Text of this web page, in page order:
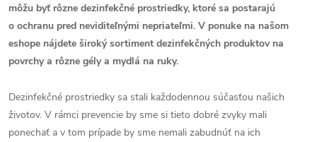
môžu byť rôzne dezinfekčné prostriedky, ktoré sa postarajú
o ochranu pred neviditeľnými nepriateľmi. V ponuke na našom
eshope nájdete široký sortiment dezinfekčných produktov na
povrchy a rôzne gély a mydlá na ruky.
Dezinfekčné prostriedky sa stali každodennou súčasťou našich
životov. V rámci prevencie by sme si tieto dobré zvyky mali
ponechať a v tom prípade by sme nemali zabudnúť na ich